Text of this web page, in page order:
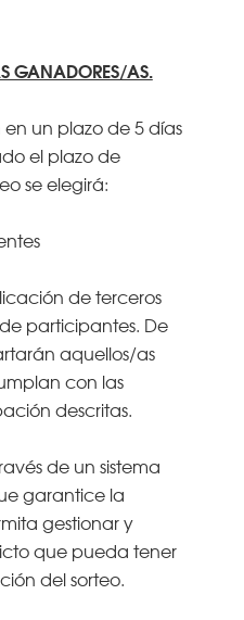
GANADORES/AS.
en un plazo de 5 días
el plazo de
se elegirá:
de terceros
participantes. De
aquellos/as
con las
descritas.
de un sistema
garantice la
gestionar y
que pueda tener
del sorteo.